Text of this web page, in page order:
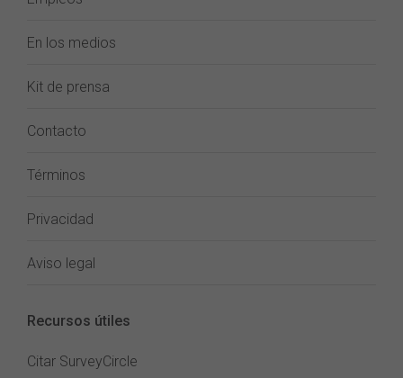
En los medios
Kit de prensa
Contacto
Términos
Privacidad
Aviso legal
Recursos útiles
Citar SurveyCircle